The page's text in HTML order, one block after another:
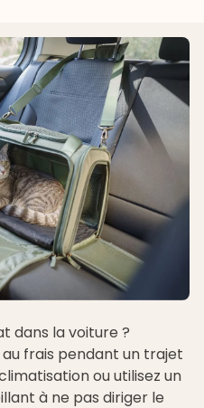
dans la voiture ?
frais pendant un trajet
ou utilisez un
à ne pas diriger le